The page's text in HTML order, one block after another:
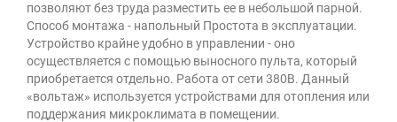
позволяют без труда разместить ее в небольшой парной.
Способ монтажа - напольный Простота в эксплуатации.
Устройство крайне удобно в управлении - оно
осуществляется с помощью выносного пульта, который
приобретается отдельно. Работа от сети 380В. Данный
«вольтаж» используется устройствами для отопления или
поддержания микроклимата в помещении.